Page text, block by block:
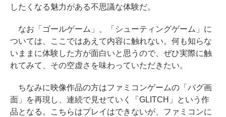
したくなる魅力がある不思議な体験だ。
なお「ゴールゲーム」、「シューティングゲーム」に
ついては、ここではあえて内容に触れない。何も知らな
いままに体験した方が面白いと思うので、ぜひ実際に触
れてみて、その空虚さを味わっていただきたい。
ちなみに映像作品の方はファミコンゲームの「バグ画
面」を再現し、連続で見せていく「GLITCH」という作
品となる。こちらはプレイはできないが、ファミコンに